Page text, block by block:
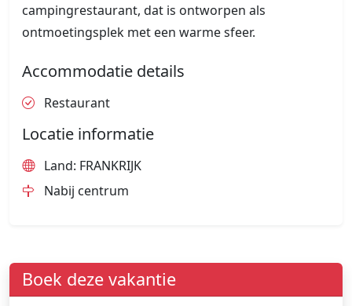
campingrestaurant, dat is ontworpen als
ontmoetingsplek met een warme sfeer.
Accommodatie details
Restaurant
Locatie informatie
Land: FRANKRIJK
Nabij centrum
Boek deze vakantie